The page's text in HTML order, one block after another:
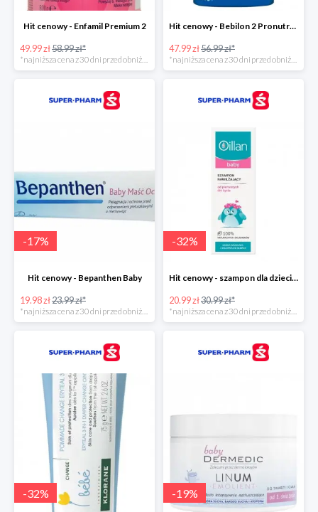
Hit cenowy - Enfamil Premium 2
49.99 zł58.99 zł*
Hit cenowy - Bebilon 2 Pronutra-Advance
47.99 zł56.99 zł*
-17%
Hit cenowy - Bepanthen Baby
19.98 zł23.99 zł*
*najniższa cena z 30 dni przed obniżką
-32%
Hit cenowy - szampon dla dzieci Oillan Baby
20.99 zł30.99 zł*
*najniższa cena z 30 dni przed obniżką
-32% -19%